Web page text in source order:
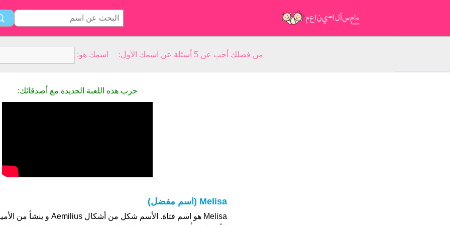
من فضلك أجب عن 5 أسئلة عن اسمك الأول: اسمك هو:
جرب هذه اللعبة الجديدة مع أصدقائك:
Melisa (اسم مفضل)